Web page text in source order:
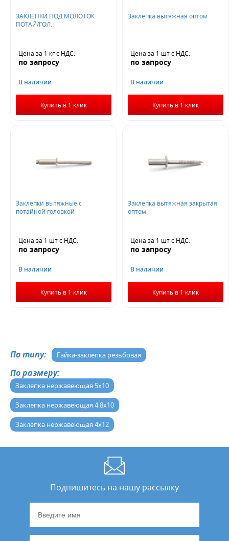
ЗАКЛЕПКИ ПОД МОЛОТОК
ПОТАЙ/ГОЛ.
Цена за 1 кгс НДС:
по запросу
В наличии
Купить в 1 клик
Заклепка вытяжная оптом
Цена за 1 штс НДС:
по запросу
В наличии
Купить в 1 клик
Заклепки вытяжные с
потайной головкой
Цена за 1 штс НДС:
по запросу
В наличии
Купить в 1 клик
Заклепка вытяжная закрытая
оптом
Цена за 1 штс НДС:
по запросу
В наличии
Купить в 1 клик
По типу: Гайка-заклепка резьбовая
По размеру:
Заклепка нержавеющая 5х10
Заклепка нержавеющая 4.8х10
Заклепка нержавеющая 4х12
Подпишитесь на нашу рассылку